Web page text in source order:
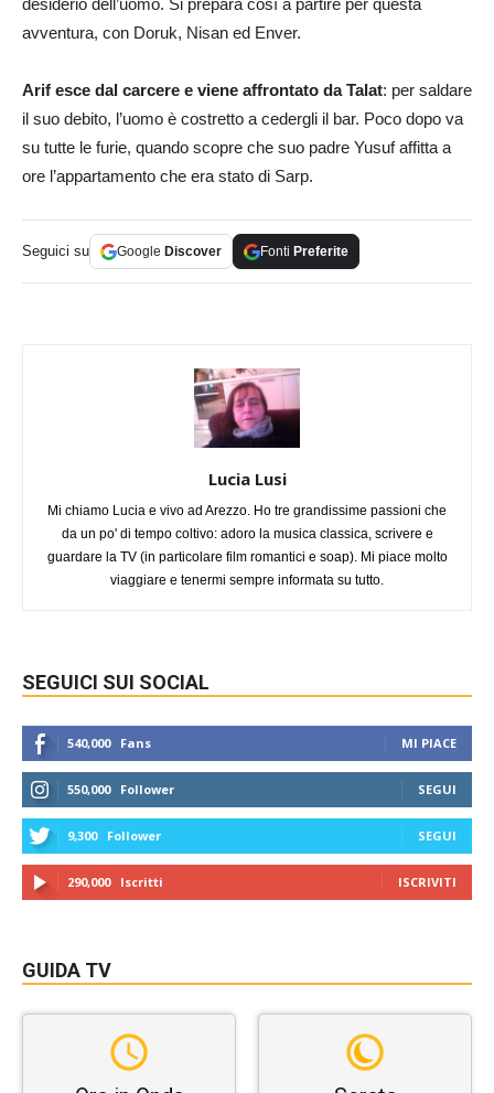
desiderio dell’uomo. Si prepara così a partire per questa
avventura, con Doruk, Nisan ed Enver.
Arif esce dal carcere e viene affrontato da Talat: per saldare
il suo debito, l’uomo è costretto a cedergli il bar. Poco dopo va
su tutte le furie, quando scopre che suo padre Yusuf affitta a
ore l’appartamento che era stato di Sarp.
Seguici su Google Discover Fonti Preferite
Lucia Lusi
Mi chiamo Lucia e vivo ad Arezzo. Ho tre grandissime passioni che
da un po' di tempo coltivo: adoro la musica classica, scrivere e
guardare la TV (in particolare film romantici e soap). Mi piace molto
viaggiare e tenermi sempre informata su tutto.
SEGUICI SUI SOCIAL
540,000 Fans MI PIACE
550,000 Follower SEGUI
9,300 Follower SEGUI
290,000 Iscritti ISCRIVITI
GUIDA TV